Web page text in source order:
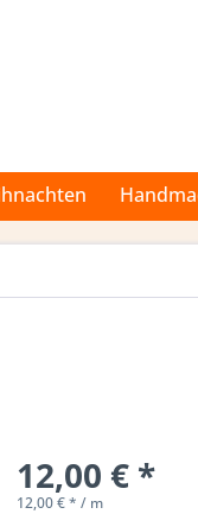
12,00 € *
12,00 € * / m